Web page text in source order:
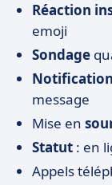
Réaction
emoji
Sondage
Notification
message
Mise en
Statut : en
Appels